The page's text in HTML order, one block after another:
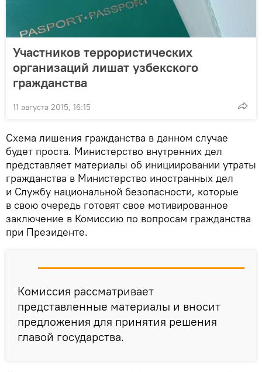
Участников террористических
организаций лишат узбекского
гражданства
11 августа 2015, 16:15
Схема лишения гражданства в данном случае
будет проста. Министерство внутренних дел
представляет материалы об инициировании утраты
гражданства в Министерство иностранных дел
и Службу национальной безопасности, которые
в свою очередь готовят свое мотивированное
заключение в Комиссию по вопросам гражданства
при Президенте.
Комиссия рассматривает
представленные материалы и вносит
предложения для принятия решения
главой государства.